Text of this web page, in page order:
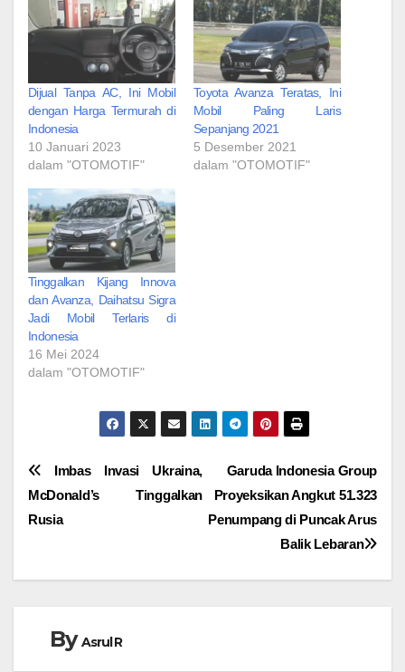
Dijual Tanpa AC, Ini Mobil
dengan Harga Termurah di
Indonesia
10 Januari 2023
dalam "OTOMOTIF"
Toyota Avanza Teratas, Ini
Mobil Paling Laris
Sepanjang 2021
5 Desember 2021
dalam "OTOMOTIF"
Tinggalkan Kijang Innova
dan Avanza, Daihatsu Sigra
Jadi Mobil Terlaris di
Indonesia
16 Mei 2024
dalam "OTOMOTIF"
Navigasi
pos
Garuda Indonesia Group
Proyeksikan Angkut 51.323
Penumpang di Puncak Arus
Balik Lebaran
Imbas Invasi Ukraina,
McDonald’s Tinggalkan
Rusia
ByAsrul R